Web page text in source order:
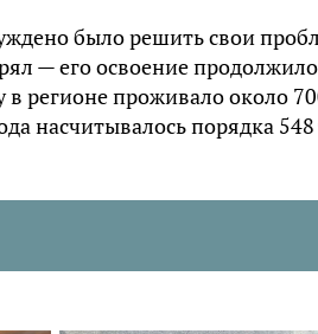
было решить свои
— его освоение
в регионе проживало около
насчитывалось порядка